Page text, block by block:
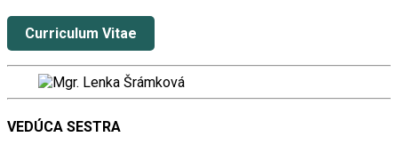
Curriculum Vitae
VEDÚCA SESTRA